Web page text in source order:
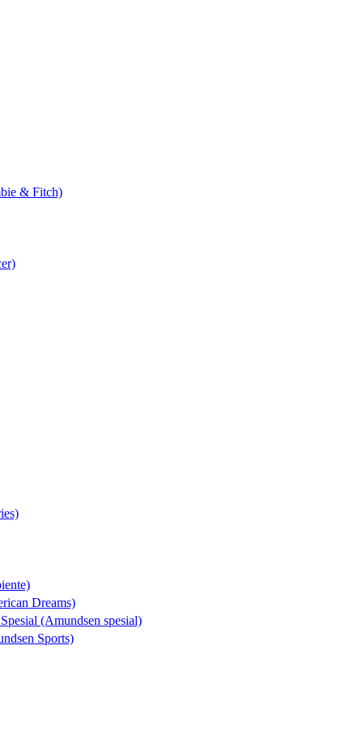
& Fitch)
Dreams)
(Amundsen spesial)
Sports)